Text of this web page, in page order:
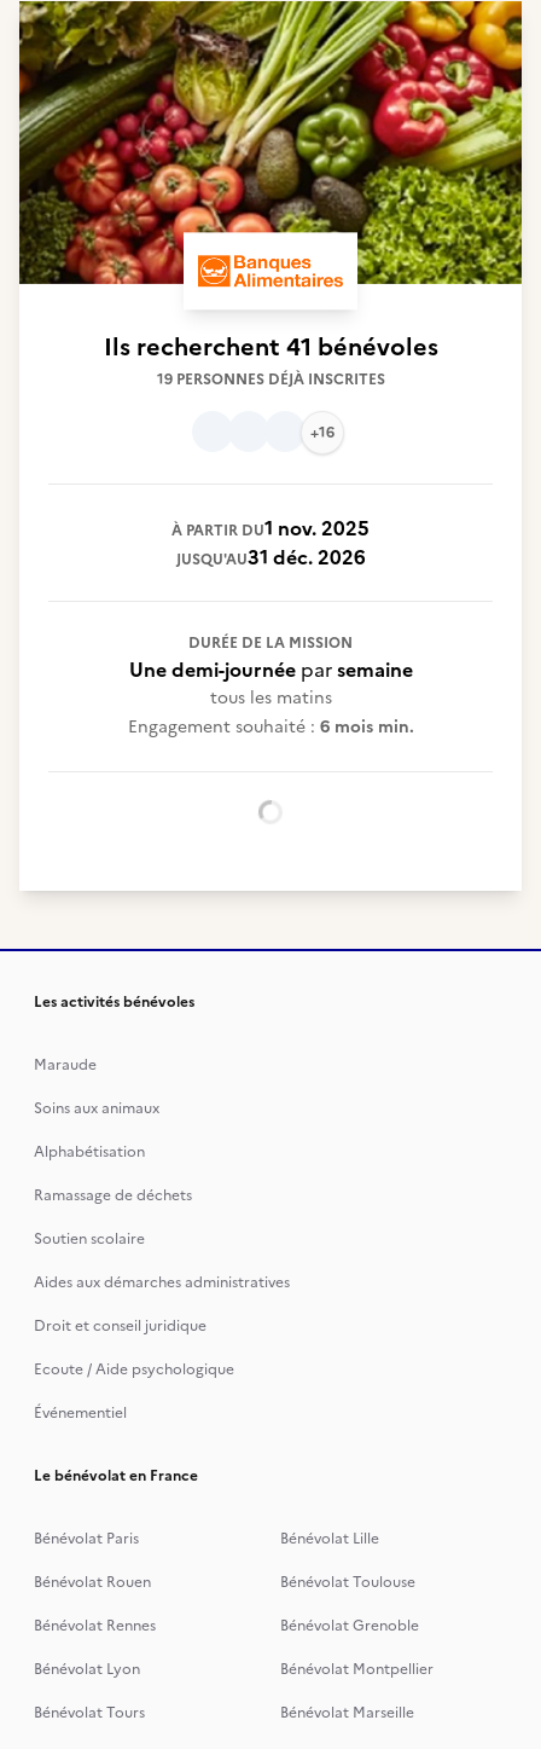
Ils recherchent 41 bénévoles
19 PERSONNES DÉJÀ INSCRITES
+16
À PARTIR DU1 nov. 2025
JUSQU'AU31 déc. 2026
DURÉE DE LA MISSION
Une demi-journéeparsemaine
tous les matins
Engagement souhaité : 6 mois min.
Les activités bénévoles
Maraude
Soins aux animaux
Alphabétisation
Ramassage de déchets
Soutien scolaire
Aides aux démarches administratives
Droit et conseil juridique
Ecoute / Aide psychologique
Événementiel
Le bénévolat en France
Bénévolat Paris
Bénévolat Lille
Bénévolat Rouen
Bénévolat Toulouse
Bénévolat Rennes
Bénévolat Grenoble
Bénévolat Lyon
Bénévolat Montpellier
Bénévolat Tours
Bénévolat Marseille